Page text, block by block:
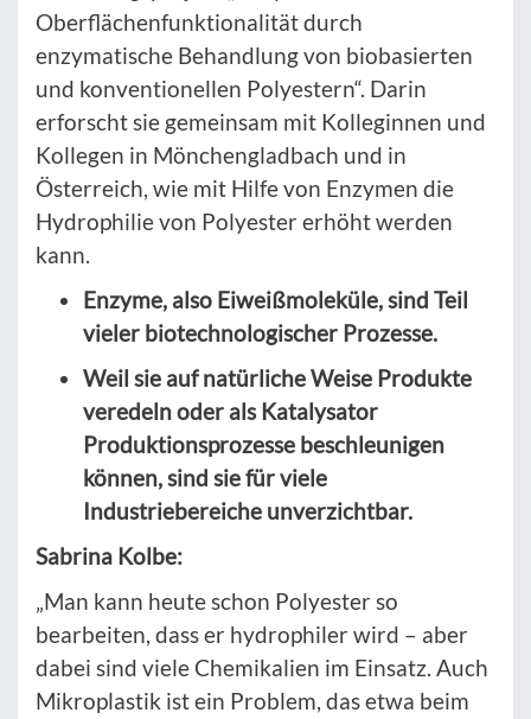
Oberflächenfunktionalität durch
enzymatische Behandlung von biobasierten
und konventionellen Polyestern“. Darin
erforscht sie gemeinsam mit Kolleginnen und
Kollegen in Mönchengladbach und in
Österreich, wie mit Hilfe von Enzymen die
Hydrophilie von Polyester erhöht werden
kann.
Enzyme, also Eiweißmoleküle, sind Teil
vieler biotechnologischer Prozesse.
Weil sie auf natürliche Weise Produkte
veredeln oder als Katalysator
Produktionsprozesse beschleunigen
können, sind sie für viele
Industriebereiche unverzichtbar.
Sabrina Kolbe:
„Man kann heute schon Polyester so
bearbeiten, dass er hydrophiler wird – aber
dabei sind viele Chemikalien im Einsatz. Auch
Mikroplastik ist ein Problem, das etwa beim